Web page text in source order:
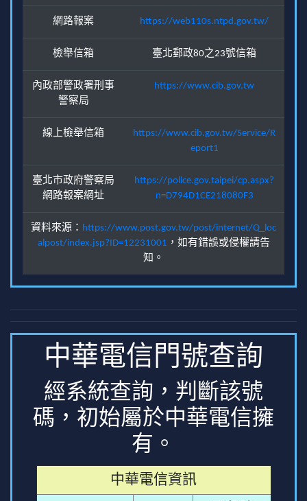
網路報案 https://web110s.ntpd.gov.tw/
檢舉信箱 臺北郵政80之23號信箱
內政部警政署刑事
警察局
https://www.cib.gov.tw
線上檢舉信箱
https://www.cib.gov.tw/Service/R
eport1
臺北市政府警察局
網路報案網址
https://police.gov.taipei/cp.aspx?
n=D794D1CE218080F3
資料來源： https://www.post.gov.tw/post/internet/Q_loc
alpost/index.jsp?ID=12231001 ，如有錯誤或侵權請告
知。
中華電信門號查詢
經系統查詢，判斷該號
碼，初始屬於中華電信擁
有。
中華電信資訊